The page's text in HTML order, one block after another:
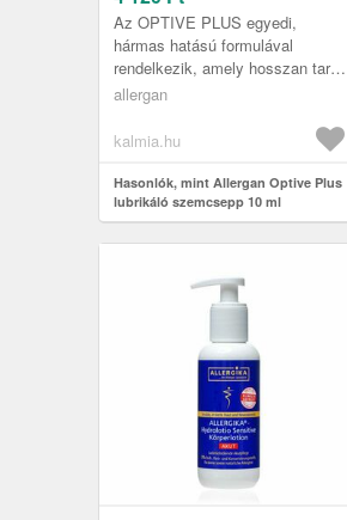
Az OPTIVE PLUS egyedi,
hármas hatású formulával
rendelkezik, amely hosszan tartó
komfort-érzetet biztosít.Az
felszínét...
allergan
kalmia.hu
Hasonlók, mint Allergan Optive Plus
lubrikáló szemcsepp 10 ml